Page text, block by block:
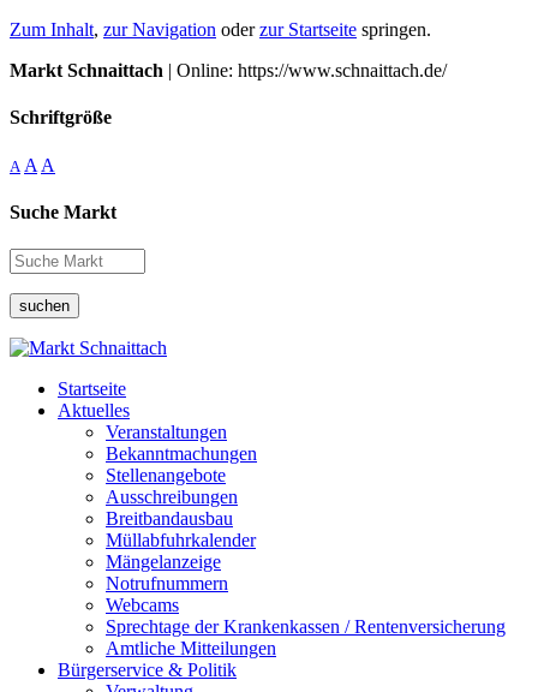
Zum Inhalt, zur Navigation oderzur Startseite springen.
Markt Schnaittach | Online: https://www.schnaittach.de/
Schriftgröße
A A A
Suche Markt
suchen
Startseite
Aktuelles
Veranstaltungen
Bekanntmachungen
Stellenangebote
Ausschreibungen
Breitbandausbau
Müllabfuhrkalender
Mängelanzeige
Notrufnummern
Webcams
Sprechtage der Krankenkassen / Rentenversicherung
Amtliche Mitteilungen
Bürgerservice & Politik